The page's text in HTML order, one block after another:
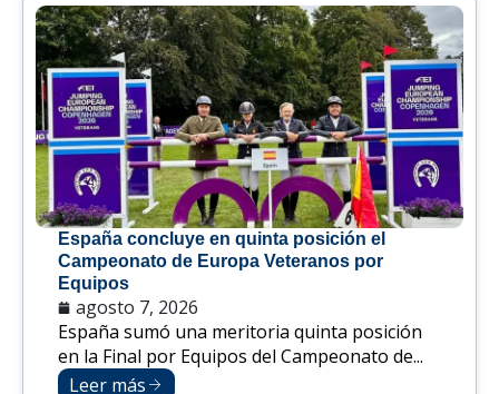
España concluye en quinta posición el
Campeonato de Europa Veteranos por
Equipos
agosto 7, 2026
España sumó una meritoria quinta posición
en la Final por Equipos del Campeonato de...
Leer más